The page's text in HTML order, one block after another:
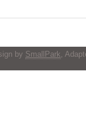
by SmallPark,